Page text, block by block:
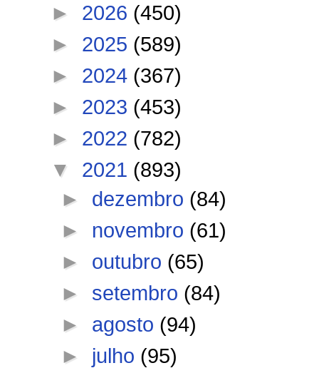
► 2026 (450)
► 2025 (589)
► 2024 (367)
► 2023 (453)
► 2022 (782)
▼ 2021 (893)
► dezembro (84)
► novembro (61)
► outubro (65)
► setembro (84)
► agosto (94)
► julho (95)